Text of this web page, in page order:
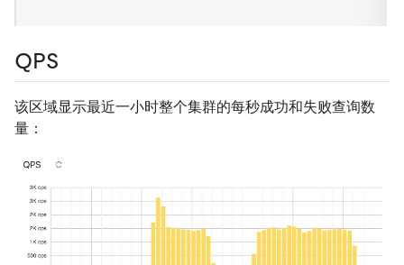
QPS
该区域显示最近一小时整个集群的每秒成功和失败查询数
量：